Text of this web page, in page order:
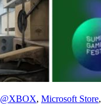
, Microsoft Store,